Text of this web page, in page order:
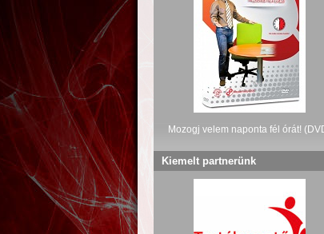
Mozogj velem naponta fél órát!
Kiemelt partnerünk